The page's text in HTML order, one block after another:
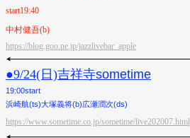
start19:40
中村健吾(b)
https://blog.goo.ne.jp/jazzlivebar_apple
●︎9/24(日)吉祥寺sometime
19:00start
浜崎航(ts)大塚義将(b)広瀬潤次(ds)
https://www.sometime.co.jp/sometime/live202007.html